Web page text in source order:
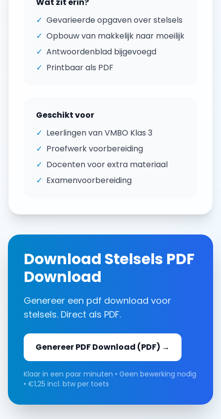
✓ Gevarieerde opgaven overstelsels
✓ Opbouw van makkelijk naar moeilijk
✓ Antwoordenblad bijgevoegd
✓ Printbaar als PDF
Geschikt voor
✓ Leerlingen vanVMBO Klas 3
✓ Proefwerk voorbereiding
✓ Docenten voor extra materiaal
✓ Examenvoorbereiding
Download Stelsels PDF
Download
Genereer een pdf download voor
stelsels. Direct als PDF.
GenereerPDF Download (PDF) →
Klaar in een paar minuten • Geen bewerking nodig
• €1,25 incl. btw per toets